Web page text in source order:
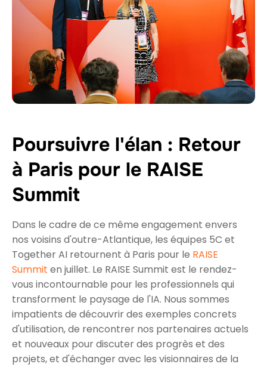
Poursuivre l'élan : Retour
à Paris pour le RAISE
Summit
Dans le cadre de ce même engagement envers
nos voisins d'outre-Atlantique, les équipes 5C et
Together AI retournent à Paris pour le RAISE
Summit en juillet. Le RAISE Summit est le rendez-
vous incontournable pour les professionnels qui
transforment le paysage de l'IA. Nous sommes
impatients de découvrir des exemples concrets
d'utilisation, de rencontrer nos partenaires actuels
et nouveaux pour discuter des progrès et des
projets, et d'échanger avec les visionnaires de la